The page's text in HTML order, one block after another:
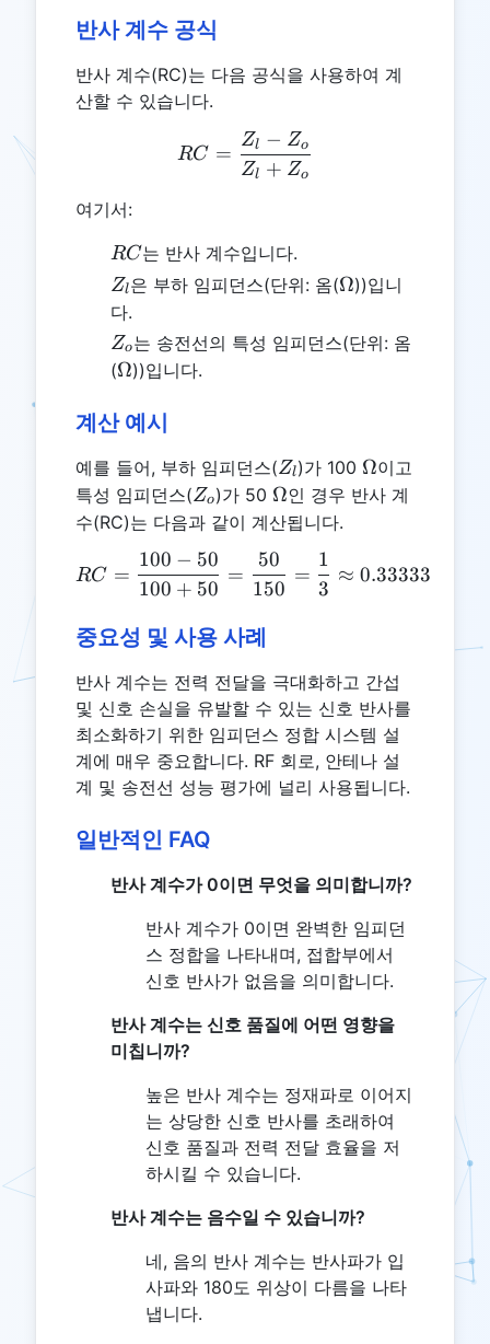
반사 계수 공식
반사 계수(RC)는 다음 공식을 사용하여 계
산할 수 있습니다.
RC = \frac{Z_l -
RC =
Zl + Zo
Zl − Zo
여기서:
RC
RC는 반사 계수입니다.
Z_l
Zl은 부하 임피던스(단위: 옴(\Omega
Ω))입니
다.
Z_o
Zo는 송전선의 특성 임피던스(단위: 옴
(\Omega
Ω))입니다.
계산 예시
예를 들어, 부하 임피던스(Z_l
Zl)가 100 \Omega
Ω이고
특성 임피던스(Z_o
Zo)가 50 \Omega
Ω인 경우 반사 계
수(RC)는 다음과 같이 계산됩니다.
RC = \frac{100 -
RC =
100 + 50
100 − 50
=
150
50
=
3
1
≈ 0.33333
중요성 및 사용 사례
반사 계수는 전력 전달을 극대화하고 간섭
및 신호 손실을 유발할 수 있는 신호 반사를
최소화하기 위한 임피던스 정합 시스템 설
계에 매우 중요합니다. RF 회로, 안테나 설
계 및 송전선 성능 평가에 널리 사용됩니다.
일반적인 FAQ
반사 계수가 0이면 무엇을 의미합니까?
반사 계수가 0이면 완벽한 임피던
스 정합을 나타내며, 접합부에서
신호 반사가 없음을 의미합니다.
반사 계수는 신호 품질에 어떤 영향을
미칩니까?
높은 반사 계수는 정재파로 이어지
는 상당한 신호 반사를 초래하여
신호 품질과 전력 전달 효율을 저
하시킬 수 있습니다.
반사 계수는 음수일 수 있습니까?
네, 음의 반사 계수는 반사파가 입
사파와 180도 위상이 다름을 나타
냅니다.